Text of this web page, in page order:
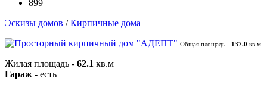
899
Эскизы домов /Кирпичные дома
Общая площадь - 137.0 кв.м
Жилая площадь - 62.1 кв.м
Гараж - есть